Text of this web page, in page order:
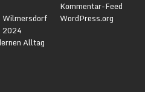
Wilmersdorf
2024
Alltag
Kommentar-Feed
WordPress.org